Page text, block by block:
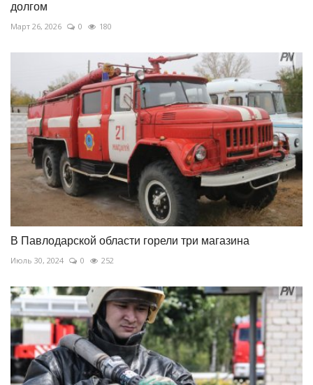
долгом
Март 26, 2026 0 180
В Павлодарской области горели три магазина
Июль 30, 2024 0 252